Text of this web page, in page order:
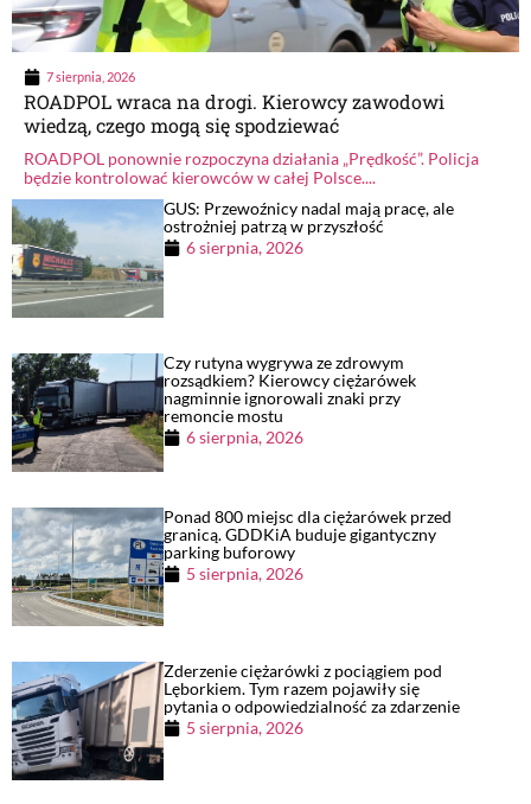
7 sierpnia, 2026
ROADPOL wraca na drogi. Kierowcy zawodowi
wiedzą, czego mogą się spodziewać
ROADPOL ponownie rozpoczyna działania „Prędkość”. Policja
będzie kontrolować kierowców w całej Polsce....
GUS: Przewoźnicy nadal mają pracę, ale
ostrożniej patrzą w przyszłość
6 sierpnia, 2026
Czy rutyna wygrywa ze zdrowym
rozsądkiem? Kierowcy ciężarówek
nagminnie ignorowali znaki przy
remoncie mostu
6 sierpnia, 2026
Ponad 800 miejsc dla ciężarówek przed
granicą. GDDKiA buduje gigantyczny
parking buforowy
5 sierpnia, 2026
Zderzenie ciężarówki z pociągiem pod
Lęborkiem. Tym razem pojawiły się
pytania o odpowiedzialność za zdarzenie
5 sierpnia, 2026